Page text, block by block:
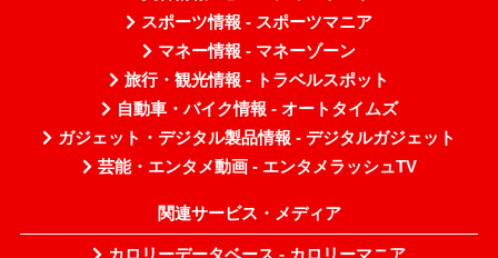
スポーツ情報 - スポーツマニア
マネー情報 - マネーゾーン
旅行・観光情報 - トラベルスポット
自動車・バイク情報 - オートタイムズ
ガジェット・デジタル製品情報 - デジタルガジェット
芸能・エンタメ動画 - エンタメラッシュTV
関連サービス・メディア
カロリーデータベース - カロリーマニア